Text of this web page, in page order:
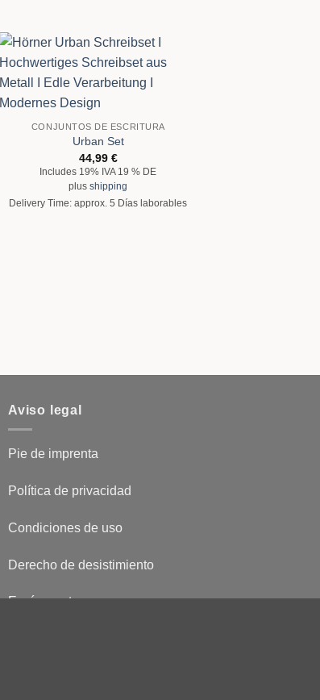
CONJUNTOS DE ESCRITURA
Urban Set
44,99 €
Includes 19% IVA 19 % DE
plusshipping
Delivery Time: approx. 5 Días laborables
Aviso legal
Pie de imprenta
Política de privacidad
Condiciones de uso
Derecho de desistimiento
Envío y entrega